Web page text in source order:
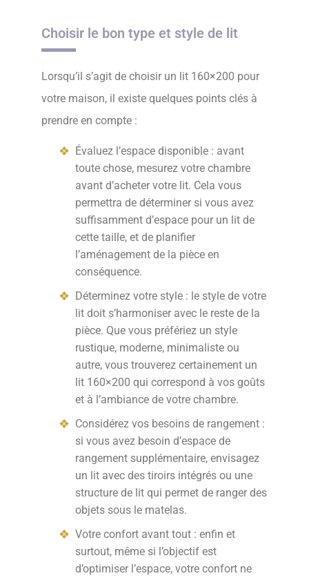
Choisir le bon type et style de lit
Lorsqu’il s’agit de choisir un lit 160×200 pour
votre maison, il existe quelques points clés à
prendre en compte :
Évaluez l’espace disponible : avant
toute chose, mesurez votre chambre
avant d’acheter votre lit. Cela vous
permettra de déterminer si vous avez
suffisamment d’espace pour un lit de
cette taille, et de planifier
l’aménagement de la pièce en
conséquence.
Déterminez votre style : le style de votre
lit doit s’harmoniser avec le reste de la
pièce. Que vous préfériez un style
rustique, moderne, minimaliste ou
autre, vous trouverez certainement un
lit 160×200 qui correspond à vos goûts
et à l’ambiance de votre chambre.
Considérez vos besoins de rangement :
si vous avez besoin d’espace de
rangement supplémentaire, envisagez
un lit avec des tiroirs intégrés ou une
structure de lit qui permet de ranger des
objets sous le matelas.
Votre confort avant tout : enfin et
surtout, même si l’objectif est
d’optimiser l’espace, votre confort ne